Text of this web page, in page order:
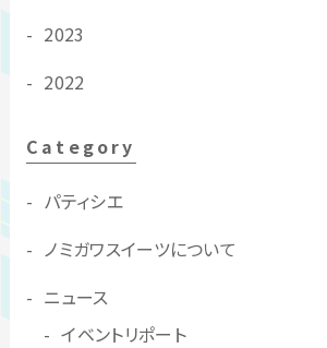
2023
2022
Category
パティシエ
ノミガワスイーツについて
ニュース
イベントリポート